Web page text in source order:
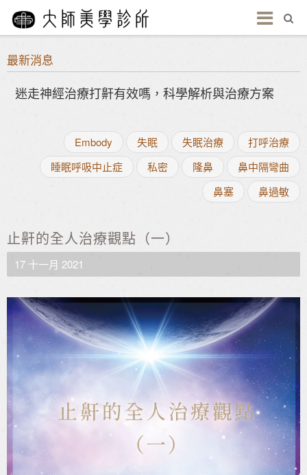
最新消息
迷走神經治療打鼾有效嗎，科學解析與治療方案
Embody 失眠 失眠治療
打呼治療
睡眠呼吸中止症
私密 隆鼻
鼻中隔彎曲
鼻塞
鼻過敏
止鼾的全人治療觀點（一）
17 十一月 2021